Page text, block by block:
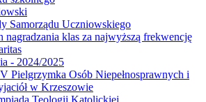
Samorządu Uczniowskiego
nagradzania klas za najwyższą frekwencję
- 2024/2025
Pielgrzymka Osób Niepełnosprawnych i
w Krzeszowie
Teologii Katolickiej